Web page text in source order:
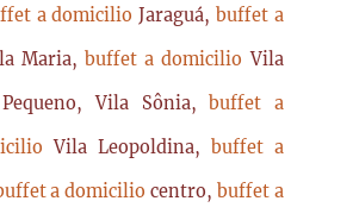
a domicilioJaraguá, buffet a
Maria,buffet a domicilioVila
Vila Sônia,buffet a
Vila Leopoldina, buffet a
a domiciliocentro, buffet a